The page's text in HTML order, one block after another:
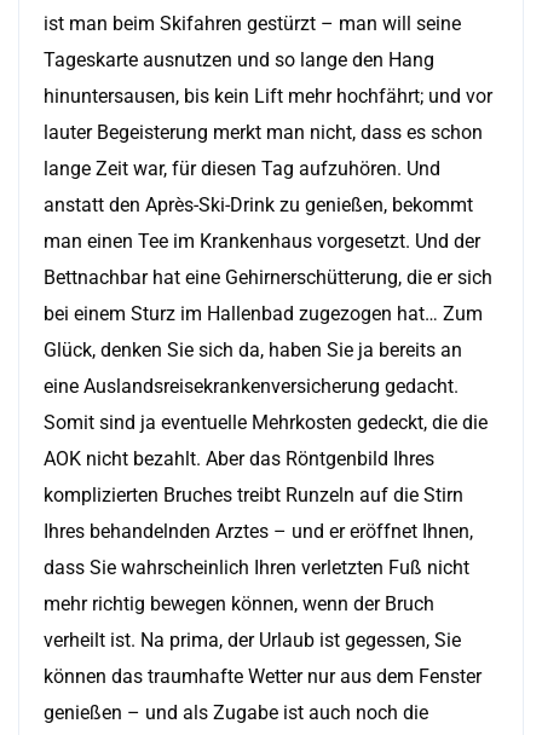
ist man beim Skifahren gestürzt – man will seine
Tageskarte ausnutzen und so lange den Hang
hinuntersausen, bis kein Lift mehr hochfährt; und vor
lauter Begeisterung merkt man nicht, dass es schon
lange Zeit war, für diesen Tag aufzuhören. Und
anstatt den Après-Ski-Drink zu genießen, bekommt
man einen Tee im Krankenhaus vorgesetzt. Und der
Bettnachbar hat eine Gehirnerschütterung, die er sich
bei einem Sturz im Hallenbad zugezogen hat… Zum
Glück, denken Sie sich da, haben Sie ja bereits an
eine Auslandsreisekrankenversicherung gedacht.
Somit sind ja eventuelle Mehrkosten gedeckt, die die
AOK nicht bezahlt. Aber das Röntgenbild Ihres
komplizierten Bruches treibt Runzeln auf die Stirn
Ihres behandelnden Arztes – und er eröffnet Ihnen,
dass Sie wahrscheinlich Ihren verletzten Fuß nicht
mehr richtig bewegen können, wenn der Bruch
verheilt ist. Na prima, der Urlaub ist gegessen, Sie
können das traumhafte Wetter nur aus dem Fenster
genießen – und als Zugabe ist auch noch die